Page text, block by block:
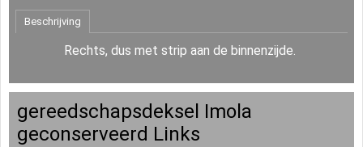
Beschrijving
Rechts, dus met strip aan de binnenzijde.
gereedschapsdeksel Imola
geconserveerd Links